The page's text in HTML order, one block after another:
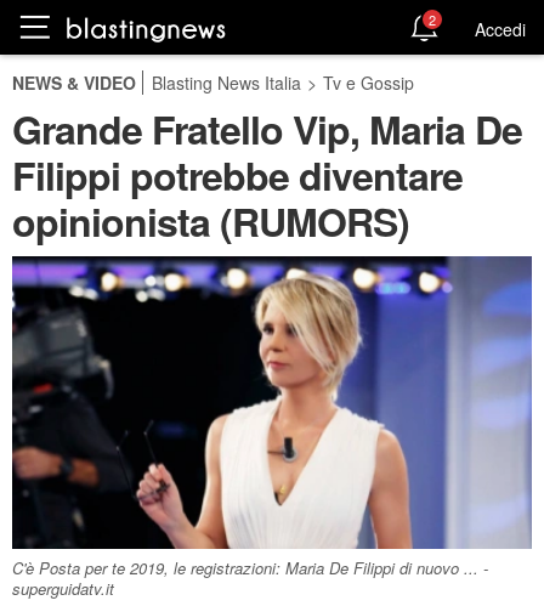
2 Accedi
NEWS & VIDEO Blasting News Italia > Tv e Gossip
Grande Fratello Vip, Maria De
Filippi potrebbe diventare
opinionista (RUMORS)
C'è Posta per te 2019, le registrazioni: Maria De Filippi di nuovo ... -
superguidatv.it